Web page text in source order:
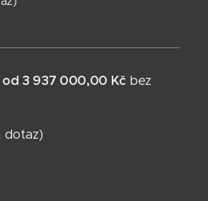
od 3 937 000,00 Kč bez
dotaz)